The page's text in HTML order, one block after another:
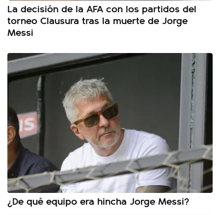
La decisión de la AFA con los partidos del
torneo Clausura tras la muerte de Jorge
Messi
¿De qué equipo era hincha Jorge Messi?